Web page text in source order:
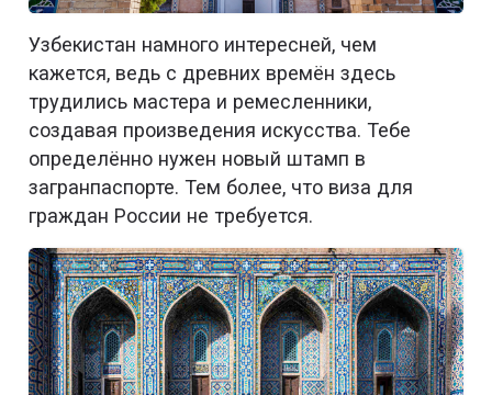
Узбекистан намного интересней, чем
кажется, ведь с древних времён здесь
трудились мастера и ремесленники,
создавая произведения искусства. Тебе
определённо нужен новый штамп в
загранпаспорте. Тем более, что виза для
граждан России не требуется.